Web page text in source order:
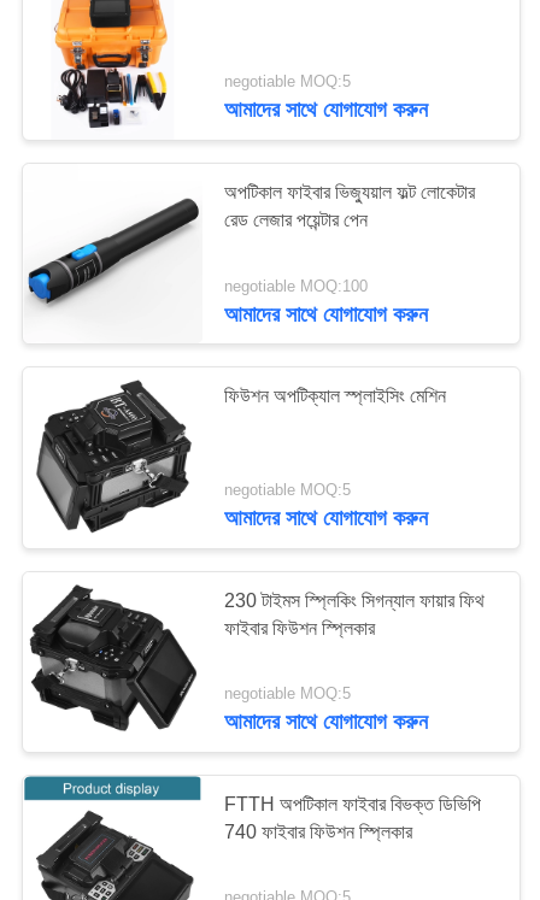
সাইট
PRIVACY
negotiable MOQ:5
আমাদের সাথে যোগাযোগ করুন
অপটিকাল ফাইবার ভিজ্যুয়াল ফল্ট লোকেটার
রেড লেজার পয়েন্টার পেন
negotiable MOQ:100
আমাদের সাথে যোগাযোগ করুন
ফিউশন অপটিক্যাল স্প্লাইসিং মেশিন
negotiable MOQ:5
আমাদের সাথে যোগাযোগ করুন
230 টাইমস স্প্লিকিং সিগন্যাল ফায়ার ফিথ
ফাইবার ফিউশন স্প্লিকার
negotiable MOQ:5
আমাদের সাথে যোগাযোগ করুন
FTTH অপটিকাল ফাইবার বিভক্ত ডিভিপি
740 ফাইবার ফিউশন স্প্লিকার